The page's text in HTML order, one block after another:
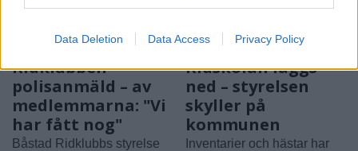
Data Deletion Data Access Privacy Policy
2026-08-05 KL. 06:00
Ridklubben
polisanmäld – av
medlemmarna: "Vi
har fått nog"
Båstad Ridklubbs styrelse
BÅSTAD 2026-08-04 KL. 10:56
Ridskolan läggs
ned – styrelsen
skyller på
kommunen
Inventarier och hästar har